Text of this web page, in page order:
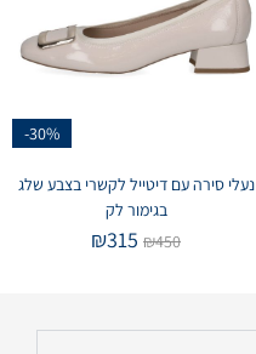
-30%
נעלי סירה עם דיטייל לקשרי בצבע שלג
בגימור לק
₪450
₪315